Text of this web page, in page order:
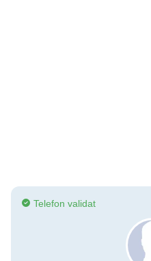
Telefon validat